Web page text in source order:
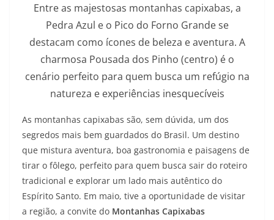
Entre as majestosas montanhas capixabas, a
Pedra Azul e o Pico do Forno Grande se
destacam como ícones de beleza e aventura. A
charmosa Pousada dos Pinho (centro) é o
cenário perfeito para quem busca um refúgio na
natureza e experiências inesquecíveis
As montanhas capixabas são, sem dúvida, um dos
segredos mais bem guardados do Brasil. Um destino
que mistura aventura, boa gastronomia e paisagens de
tirar o fôlego, perfeito para quem busca sair do roteiro
tradicional e explorar um lado mais autêntico do
Espírito Santo. Em maio, tive a oportunidade de visitar
a região, a convite do Montanhas Capixabas